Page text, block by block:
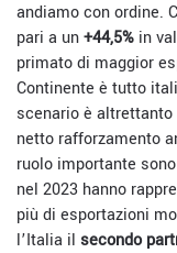
andiamo con ordine.
pari a un+44,5% in
primato di maggior
Continente è tutto
scenario è
netto rafforzamento
ruolo importante
nel 2023 hanno
più di esportazioni
l’Italia il secondo